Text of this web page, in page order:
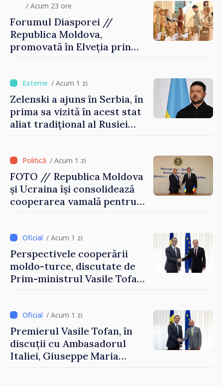
/ Acum 23 ore
Forumul Diasporei //
Republica Moldova,
promovată în Elveția prin
/ Acum 1 zi
Zelenski a ajuns în Serbia, în
prima sa vizită în acest stat
aliat tradițional al Rusiei
/ Acum 1 zi
FOTO // Republica Moldova
și Ucraina își consolidează
cooperarea vamală pentru
Reuniune la Moghiliov-
Podolsk
/ Acum 1 zi
Perspectivele cooperării
moldo-turce, discutate de
Prim-ministrul Vasile Tofan
/ Acum 1 zi
Premierul Vasile Tofan, în
discuții cu Ambasadorul
Italiei, Giuseppe Maria